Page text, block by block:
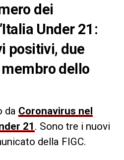
dei
Under 21:
positivi, due
dello
da Coronavirus nel
21 . Sono tre i nuovi
della FIGC.